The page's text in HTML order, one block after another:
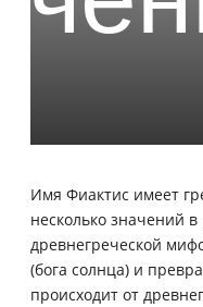
Имя Фиактис имеет
несколько значений
древнегреческой
(бога солнца) и
происходит от